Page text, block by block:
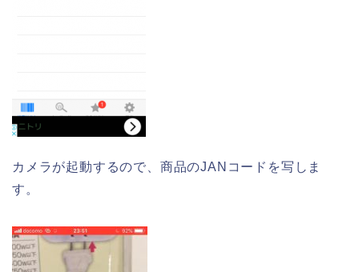
カメラが起動するので、商品のJANコードを写しま
す。